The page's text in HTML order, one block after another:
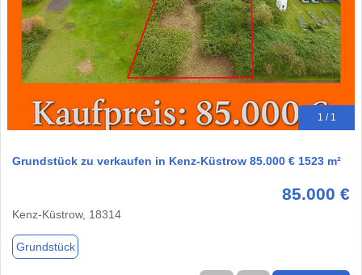
1 / 1
Grundstück zu verkaufen in Kenz-Küstrow 85.000 € 1523 m²
85.000 €
Kenz-Küstrow, 18314
Grundstück